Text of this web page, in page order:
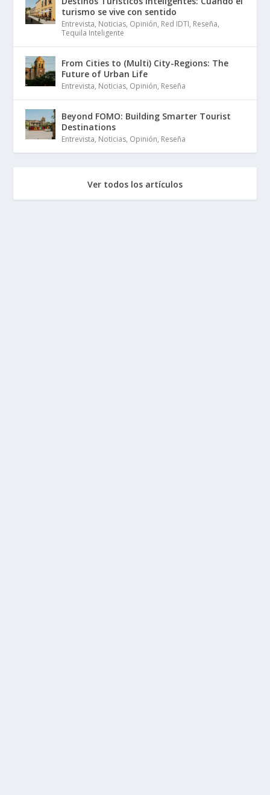
turismo se vive con sentido
Entrevista, Noticias, Opinión, Red IDTI, Reseña,
Tequila Inteligente
From Cities to (Multi) City-Regions: The
Future of Urban Life
Entrevista, Noticias, Opinión, Reseña
Beyond FOMO: Building Smarter Tourist
Destinations
Entrevista, Noticias, Opinión, Reseña
Ver todos los artículos